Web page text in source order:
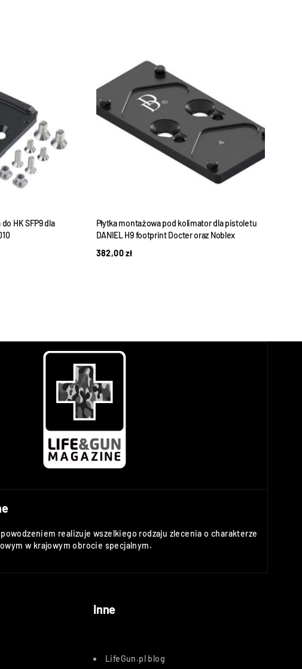
HK SFP9 dla
Płytka montażowa pod kolimator dla pistoletu
DANIEL H9 footprint Docter oraz Noblex
382,00zł
realizuje wszelkiego rodzaju zlecenia o charakterze
w krajowym obrocie specjalnym.
Inne
LifeGun.pl blog